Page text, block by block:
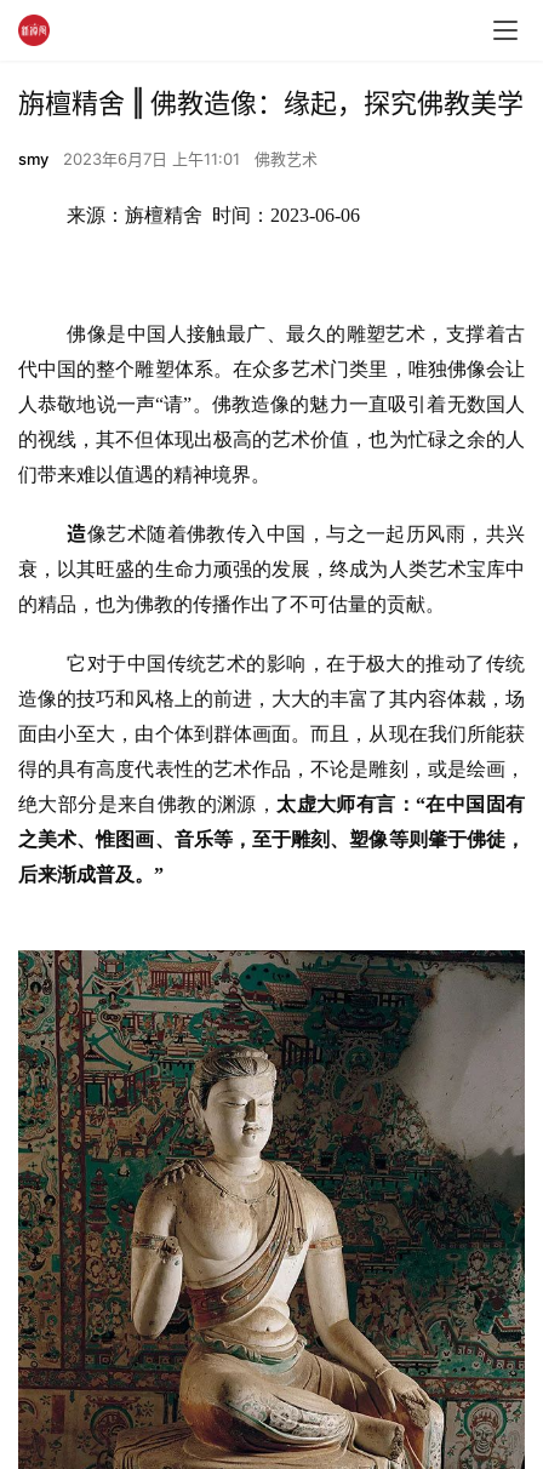
旃檀精舍 ‖ 佛教造像：缘起，探究佛教美学
smy 2023年6月7日 上午11:01 佛教艺术
来源：旃檀精舍  时间：2023-06-06
佛像是中国人接触最广、最久的雕塑艺术，支撑着古
代中国的整个雕塑体系。在众多艺术门类里，唯独佛像会让
人恭敬地说一声“请”。佛教造像的魅力一直吸引着无数国人
的视线，其不但体现出极高的艺术价值，也为忙碌之余的人
们带来难以值遇的精神境界。
造像艺术随着佛教传入中国，与之一起历风雨，共兴
衰，以其旺盛的生命力顽强的发展，终成为人类艺术宝库中
的精品，也为佛教的传播作出了不可估量的贡献。
它对于中国传统艺术的影响，在于极大的推动了传统
造像的技巧和风格上的前进，大大的丰富了其内容体裁，场
面由小至大，由个体到群体画面。而且，从现在我们所能获
得的具有高度代表性的艺术作品，不论是雕刻，或是绘画，
绝大部分是来自佛教的渊源， 太虚大师有言：“在中国固有
之美术、惟图画、音乐等，至于雕刻、塑像等则肇于佛徒，
后来渐成普及。”